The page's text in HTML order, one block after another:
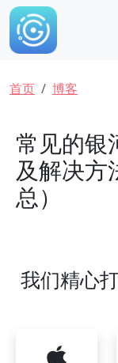
跳转到主要内容
面包屑
首页 博客
常见的银
及解决方
总）
我们精心